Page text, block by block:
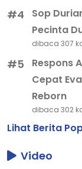
#4
Sop
Pecinta
dibaca 307
#5
Respons
Cepat
Reborn
dibaca 302
Lihat Berita
Video